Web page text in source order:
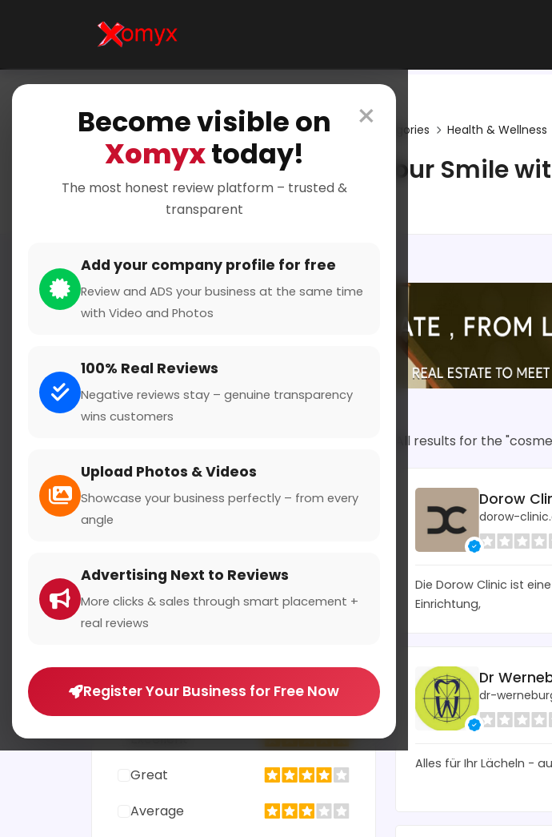
×
Become visible on
Xomyxtoday!
The most honest review platform – trusted &
transparent
Add your company profile for free
Review and ADS your business at the same time
with Video and Photos
100% Real Reviews
Negative reviews stay – genuine transparency
wins customers
Upload Photos & Videos
Showcase your business perfectly – from every
angle
Advertising Next to Reviews
More clicks & sales through smart placement +
real reviews
Register Your Business for Free Now
Home Categories Health & Wellness
Enhance Your Smile
Search
Country
Excellent
Great
Average
All results for the
Dorow
dorow-
Die Dorow Clinic ist
Einrichtung,
Dr
dr-
Alles für Ihr Lächeln -